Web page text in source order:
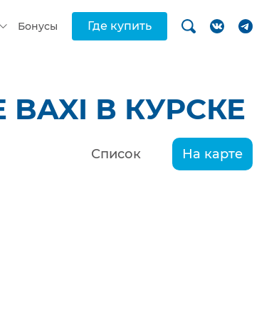
Бонусы Где купить
В КУРСКЕ
Список На карте